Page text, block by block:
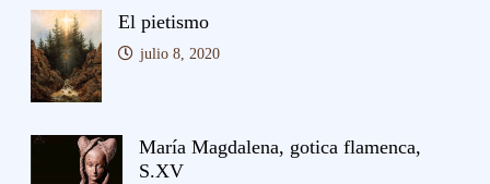
El pietismo
julio 8, 2020
María Magdalena, gotica flamenca,
S.XV